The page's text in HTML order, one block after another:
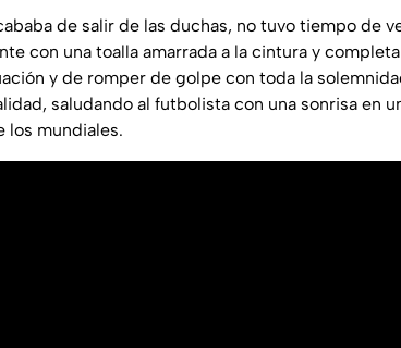
de salir de las duchas, no tuvo tiempo de
con una toalla amarrada a la cintura y
y de romper de golpe con toda la
saludando al futbolista con una sonrisa en
los mundiales.